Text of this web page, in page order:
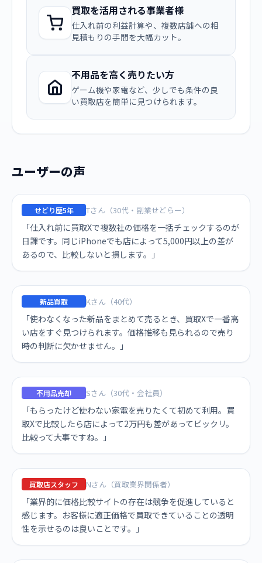
買取を活用される事業者様
仕入れ前の利益計算や、複数店舗への相
見積もりの手間を大幅カット。
不用品を高く売りたい方
ゲーム機や家電など、少しでも条件の良
い買取店を簡単に見つけられます。
ユーザーの声
せどり歴5年 Tさん（30代・副業せどらー）
「仕入れ前に買取Xで複数社の価格を一括チェックするのが
日課です。同じiPhoneでも店によって5,000円以上の差が
あるので、比較しないと損します。」
新品買取 Kさん（40代）
「使わなくなった新品をまとめて売るとき、買取Xで一番高
い店をすぐ見つけられます。価格推移も見られるので売り
時の判断に欠かせません。」
不用品売却 Sさん（30代・会社員）
「もらったけど使わない家電を売りたくて初めて利用。買
取Xで比較したら店によって2万円も差があってビックリ。
比較って大事ですね。」
買取店スタッフ Nさん（買取業界関係者）
「業界的に価格比較サイトの存在は競争を促進していると
感じます。お客様に適正価格で買取できていることの透明
性を示せるのは良いことです。」